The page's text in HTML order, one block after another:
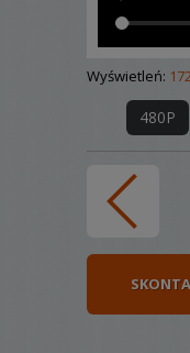
Wyświetleń:
480P